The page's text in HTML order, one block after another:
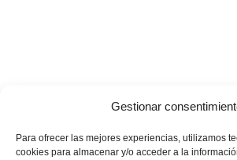
Gestionar
Para ofrecer las mejores experiencias, utilizamos
cookies para almacenar y/o acceder a la